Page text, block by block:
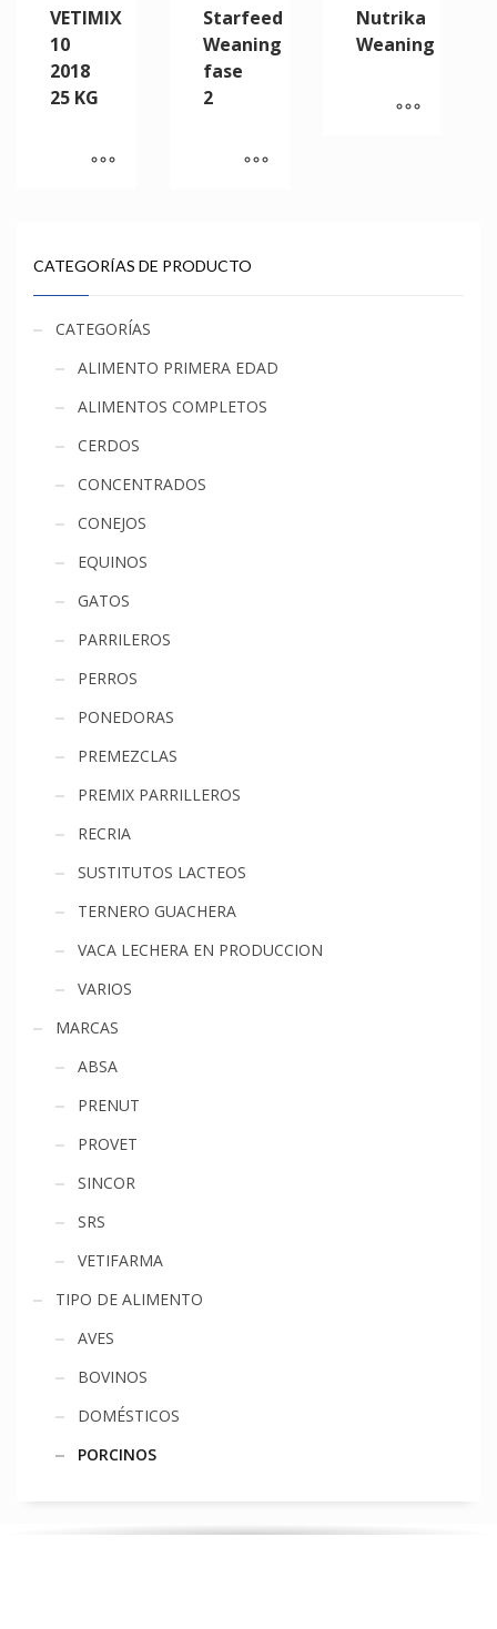
VETIMIX
10
2018
25 KG
Starfeed
Weaning
fase
2
Nutrika
Weaning
CATEGORÍAS DE PRODUCTO
CATEGORÍAS
ALIMENTO PRIMERA EDAD
ALIMENTOS COMPLETOS
CERDOS
CONCENTRADOS
CONEJOS
EQUINOS
GATOS
PARRILEROS
PERROS
PONEDORAS
PREMEZCLAS
PREMIX PARRILLEROS
RECRIA
SUSTITUTOS LACTEOS
TERNERO GUACHERA
VACA LECHERA EN PRODUCCION
VARIOS
MARCAS
ABSA
PRENUT
PROVET
SINCOR
SRS
VETIFARMA
TIPO DE ALIMENTO
AVES
BOVINOS
DOMÉSTICOS
PORCINOS